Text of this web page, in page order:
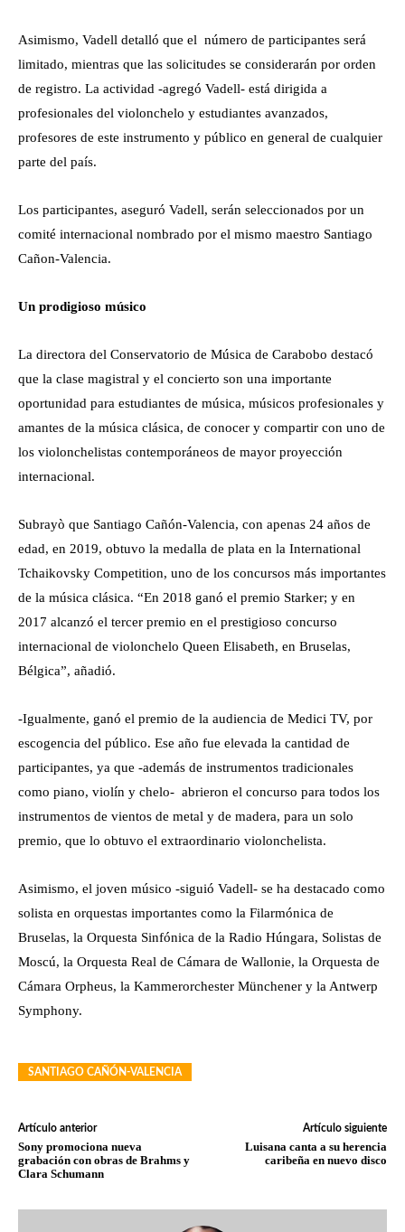
Asimismo, Vadell detalló que el número de participantes será
limitado, mientras que las solicitudes se considerarán por orden
de registro. La actividad -agregó Vadell- está dirigida a
profesionales del violonchelo y estudiantes avanzados,
profesores de este instrumento y público en general de cualquier
parte del país.
Los participantes, aseguró Vadell, serán seleccionados por un
comité internacional nombrado por el mismo maestro Santiago
Cañon-Valencia.
Un prodigioso músico
La directora del Conservatorio de Música de Carabobo destacó
que la clase magistral y el concierto son una importante
oportunidad para estudiantes de música, músicos profesionales y
amantes de la música clásica, de conocer y compartir con uno de
los violonchelistas contemporáneos de mayor proyección
internacional.
Subrayò que Santiago Cañón-Valencia, con apenas 24 años de
edad, en 2019, obtuvo la medalla de plata en la International
Tchaikovsky Competition, uno de los concursos más importantes
de la música clásica. “En 2018 ganó el premio Starker; y en
2017 alcanzó el tercer premio en el prestigioso concurso
internacional de violonchelo Queen Elisabeth, en Bruselas,
Bélgica”, añadió.
-Igualmente, ganó el premio de la audiencia de Medici TV, por
escogencia del público. Ese año fue elevada la cantidad de
participantes, ya que -además de instrumentos tradicionales
como piano, violín y chelo- abrieron el concurso para todos los
instrumentos de vientos de metal y de madera, para un solo
premio, que lo obtuvo el extraordinario violonchelista.
Asimismo, el joven músico -siguió Vadell- se ha destacado como
solista en orquestas importantes como la Filarmónica de
Bruselas, la Orquesta Sinfónica de la Radio Húngara, Solistas de
Moscú, la Orquesta Real de Cámara de Wallonie, la Orquesta de
Cámara Orpheus, la Kammerorchester Münchener y la Antwerp
Symphony.
SANTIAGO CAÑÓN-VALENCIA
Artículo anterior
Sony promociona nueva
grabación con obras de Brahms y
Clara Schumann
Artículo siguiente
Luisana canta a su herencia
caribeña en nuevo disco